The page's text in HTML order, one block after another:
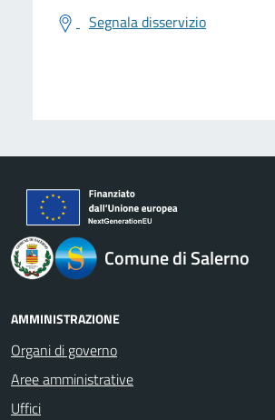
Segnala disservizio
logo Unione Europea
Comune di Salerno
AMMINISTRAZIONE
Organi di governo
Aree amministrative
Uffici